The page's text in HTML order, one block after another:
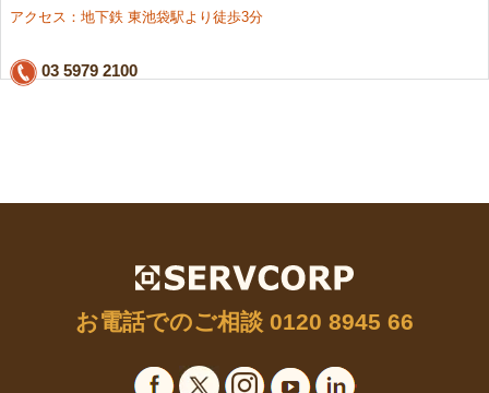
アクセス：地下鉄 東池袋駅より徒歩3分
03 5979 2100
お電話でのご相談 0120 8945 66